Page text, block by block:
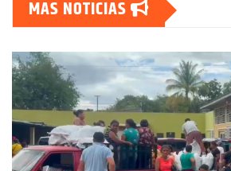
MAS NOTICIAS